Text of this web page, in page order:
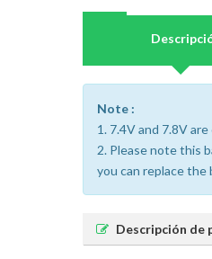
Note :
1. 7.4V and 7.8V
2. Please note this
you can replace
Descripción de